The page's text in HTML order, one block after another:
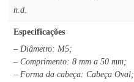
n.d.
Especificações
– Diâmetro: M5;
– Comprimento: 8 mm a 50 mm;
– Forma da cabeça: Cabeça Oval;